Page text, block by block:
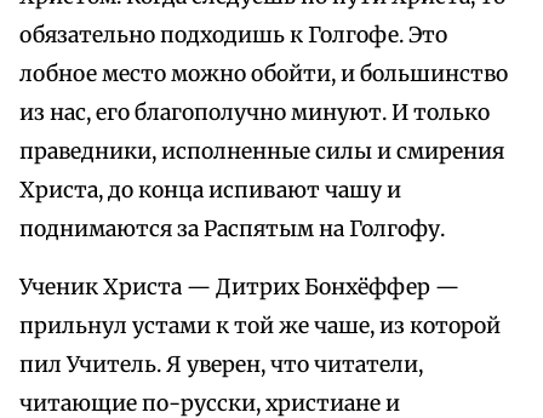
обязательно подходишь к Голгофе. Это
лобное место можно обойти, и большинство
из нас, его благополучно минуют. И только
праведники, исполненные силы и смирения
Христа, до конца испивают чашу и
поднимаются за Распятым на Голгофу.
Ученик Христа — Дитрих Бонхёффер —
прильнул устами к той же чаше, из которой
пил Учитель. Я уверен, что читатели,
читающие по-русски, христиане и